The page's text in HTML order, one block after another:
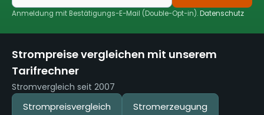
Anmeldung mit Bestätigungs-E-Mail (Double-Opt-in).Datenschutz
Strompreise vergleichen mit unserem
Tarifrechner
Stromvergleich seit 2007
Strompreisvergleich Stromerzeugung